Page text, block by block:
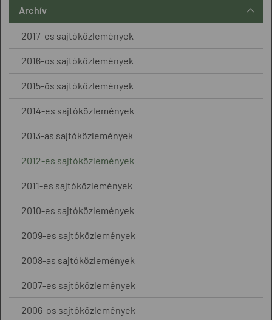
Archív
2017-es sajtóközlemények
2016-os sajtóközlemények
2015-ös sajtóközlemények
2014-es sajtóközlemények
2013-as sajtóközlemények
2012-es sajtóközlemények
2011-es sajtóközlemények
2010-es sajtóközlemények
2009-es sajtóközlemények
2008-as sajtóközlemények
2007-es sajtóközlemények
2006-os sajtóközlemények